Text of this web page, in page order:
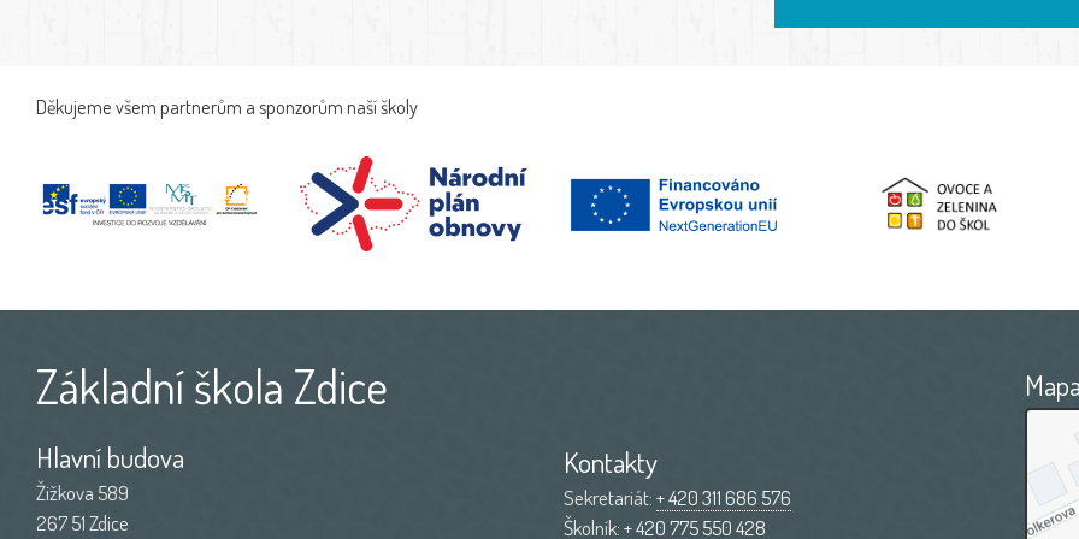
Děkujeme všem partnerům a sponzorům naší školy
Základní škola Zdice
Hlavní budova
Žižkova 589
267 51 Zdice
Kontakty
Sekretariát:+ 420 311 686 576
Školník:+ 420 775 550 428